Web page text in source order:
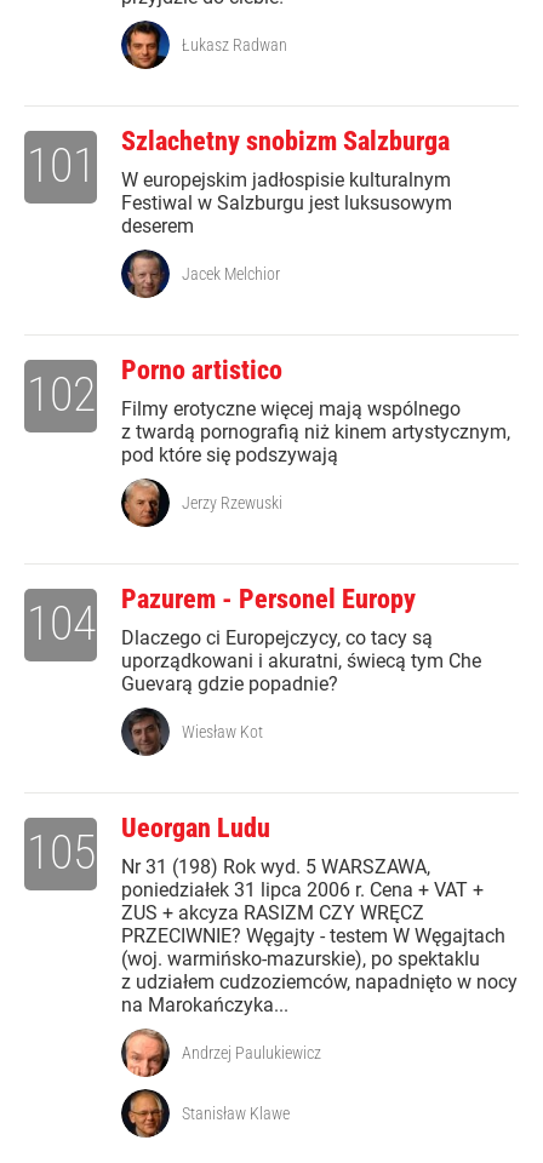
Łukasz Radwan
Szlachetny snobizm Salzburga
W europejskim jadłospisie kulturalnym
Festiwal w Salzburgu jest luksusowym
deserem
101
Jacek Melchior
Porno artistico
Filmy erotyczne więcej mają wspólnego
z twardą pornografią niż kinem artystycznym,
pod które się podszywają
102
Jerzy Rzewuski
Pazurem - Personel Europy
Dlaczego ci Europejczycy, co tacy są
uporządkowani i akuratni, świecą tym Che
Guevarą gdzie popadnie?
104
Wiesław Kot
Ueorgan Ludu
Nr 31 (198) Rok wyd. 5 WARSZAWA,
poniedziałek 31 lipca 2006 r. Cena + VAT +
ZUS + akcyza RASIZM CZY WRĘCZ
PRZECIWNIE? Węgajty - testem W Węgajtach
(woj. warmińsko-mazurskie), po spektaklu
z udziałem cudzoziemców, napadnięto w nocy
na Marokańczyka...
105
Andrzej Paulukiewicz
Stanisław Klawe